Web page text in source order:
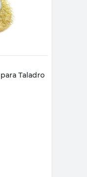
Taladro